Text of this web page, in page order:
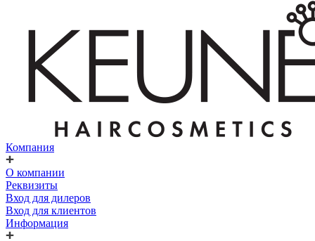
Компания
О компании
Реквизиты
Вход для дилеров
Вход для клиентов
Информация